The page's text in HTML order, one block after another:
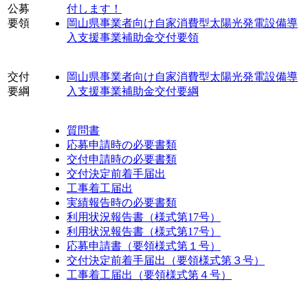
公募
要領
付します！
岡山県事業者向け自家消費型太陽光発電設備導
入支援事業補助金交付要領
交付
要綱
岡山県事業者向け自家消費型太陽光発電設備導
入支援事業補助金交付要綱
質問書
応募申請時の必要書類
交付申請時の必要書類
交付決定前着手届出
工事着工届出
実績報告時の必要書類
利用状況報告書（様式第17号）
利用状況報告書（様式第17号）
応募申請書（要領様式第１号）
交付決定前着手届出（要領様式第３号）
工事着工届出（要領様式第４号）